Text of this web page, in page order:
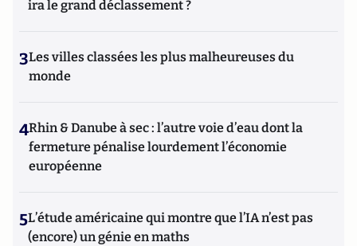
ira le grand déclassement ?
3Les villes classées les plus malheureuses du
monde
4Rhin & Danube à sec : l’autre voie d’eau dont la
fermeture pénalise lourdement l’économie
européenne
5L’étude américaine qui montre que l’IA n’est pas
(encore) un génie en maths